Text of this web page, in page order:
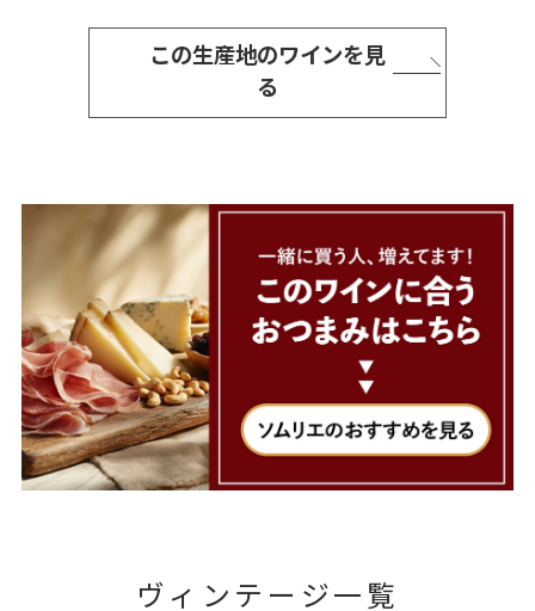
この生産地のワインを見
る
ヴィンテージ一覧